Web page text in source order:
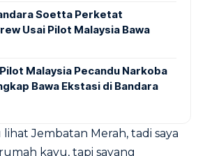
Soetta Perketat
Usai Pilot Malaysia Bawa
Malaysia Pecandu Narkoba
Bawa Ekstasi di Bandara
lihat Jembatan Merah, tadi saya
kayu, tapi sayang